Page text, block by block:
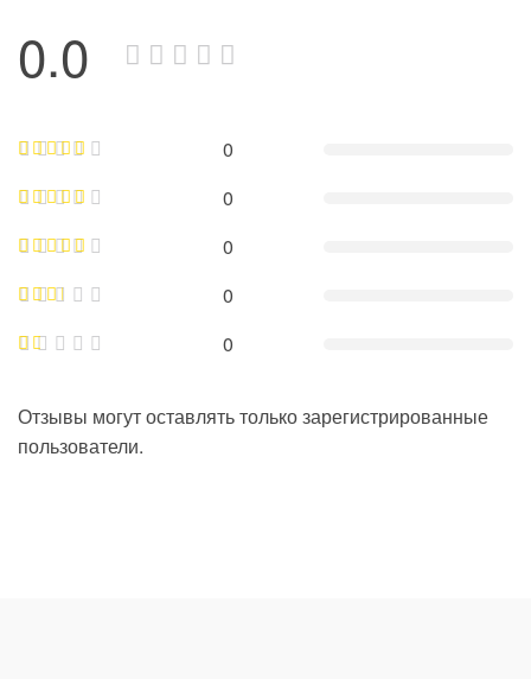
0.0
0
0
0
0
0
Отзывы могут оставлять только зарегистрированные
пользователи.